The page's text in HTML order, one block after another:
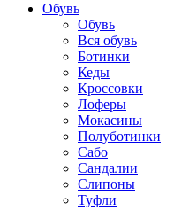
Обувь
Обувь
Вся обувь
Ботинки
Кеды
Кроссовки
Лоферы
Мокасины
Полуботинки
Сабо
Сандалии
Слипоны
Туфли